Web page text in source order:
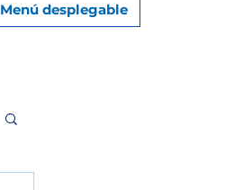
Menú desplegable